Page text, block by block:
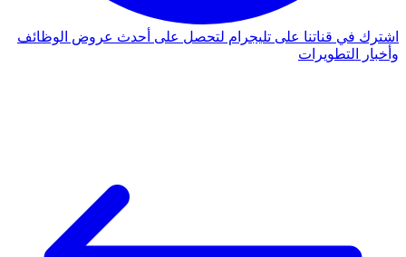
اشترك في قناتنا على تليجرام لتحصل على أحدث عروض الوظائف
وأخبار التطويرات